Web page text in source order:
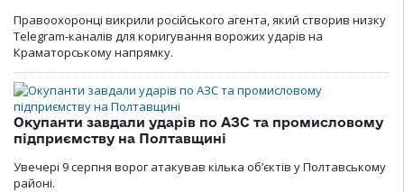
Правоохоронці викрили російського агента, який створив низку
Telegram-каналів для коригування ворожих ударів на
Краматорському напрямку.
Окупанти завдали ударів по АЗС та промисловому
підприємству на Полтавщині
Увечері 9 серпня ворог атакував кілька обʼєктів у Полтавському
районі.